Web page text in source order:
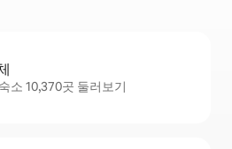
소 10,370곳 둘러보기